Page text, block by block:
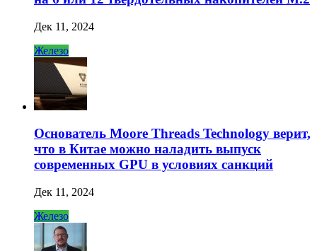
Дек 11, 2024
Железо
Основатель Moore Threads Technology верит,
что в Китае можно наладить выпуск
современных GPU в условиях санкций
Дек 11, 2024
Железо